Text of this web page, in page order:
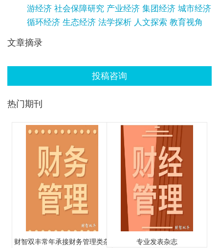
游经济 社会保障研究 产业经济 集团经济 城市经济
循环经济 生态经济 法学探析 人文探索 教育视角
文章摘录
投稿咨询
热门期刊
财智双丰常年承接财务管理类杂
专业发表杂志